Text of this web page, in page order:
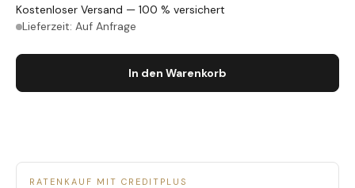
Kostenloser Versand — 100 % versichert
Lieferzeit: Auf Anfrage
In den Warenkorb
RATENKAUF MIT CREDITPLUS